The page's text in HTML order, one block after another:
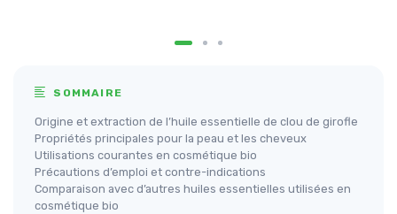
SOMMAIRE
Origine et extraction de l’huile essentielle de clou de girofle
Propriétés principales pour la peau et les cheveux
Utilisations courantes en cosmétique bio
Précautions d’emploi et contre-indications
Comparaison avec d’autres huiles essentielles utilisées en
cosmétique bio